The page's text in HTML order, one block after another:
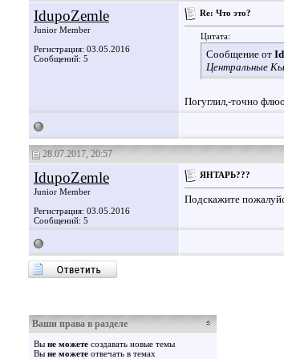
IdupoZemle
Junior Member
Регистрация: 03.05.2016
Сообщений: 5
Re: Что это?
Цитата:
Сообщение от
Центральные
Погуглил,-точно
28.07.2017, 20:57
IdupoZemle
Junior Member
Регистрация: 03.05.2016
Сообщений: 5
ЯНТАРЬ???
Подскажите
Ваши права в разделе
Вы не можете создавать новые темы
Вы не можете отвечать в темах